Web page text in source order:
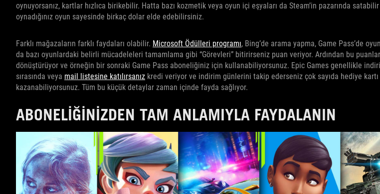
oynuyorsanız, kartlar hızlıca birikebilir. Hatta bazı kozmetik veya oyun içi eşyaları da Steam’in pazarında
oynadığınız oyun sayesinde birkaç dolar elde edebilirsiniz.
Farklı mağazaların farklı faydaları olabilir. Microsoft Ödülleri programı, Bing’de arama yapma, Game Pass’de
da bazı oyunlardaki belirli mücadeleleri tamamlama gibi “Görevleri” bitirirseniz puan veriyor. Ardından bu
dönüştürüyor ve örneğin bir sonraki Game Pass aboneliğiniz için kullanabiliyorsunuz. Epic Games genellikle
sırasında veya mail listesine katılırsanız kredi veriyor ve indirim günlerini takip ederseniz çok sayıda hediye kartı
kazanabiliyorsunuz. Tüm bu küçük detaylar zaman içinde fayda sağlıyor.
ABONELIĞINIZDEN TAM ANLAMIYLA FAYDALANIN